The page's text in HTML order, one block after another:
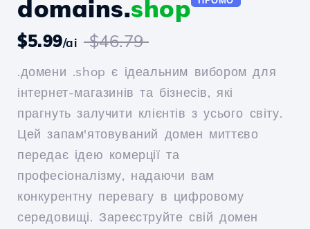
domains.shop
$5.99/ai $46.79
.домени .shop є ідеальним вибором для
інтернет-магазинів та бізнесів, які
прагнуть залучити клієнтів з усього світу.
Цей запам'ятовуваний домен миттєво
передає ідею комерції та
професіоналізму, надаючи вам
конкурентну перевагу в цифровому
середовищі. Зареєструйте свій домен